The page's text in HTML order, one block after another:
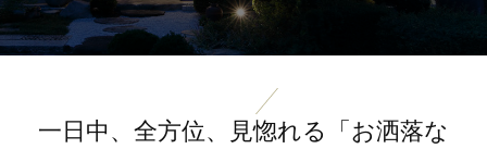
一日中、全方位、見惚れる「お洒落な